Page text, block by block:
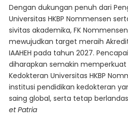
Dengan dukungan penuh dari
Universitas HKBP Nommensen
sivitas akademika, FK
mewujudkan target meraih
IAAHEH pada tahun 2027.
diharapkan semakin memperkuat
Kedokteran Universitas HKBP
institusi pendidikan kedokteran
saing global, serta tetap
et Patria